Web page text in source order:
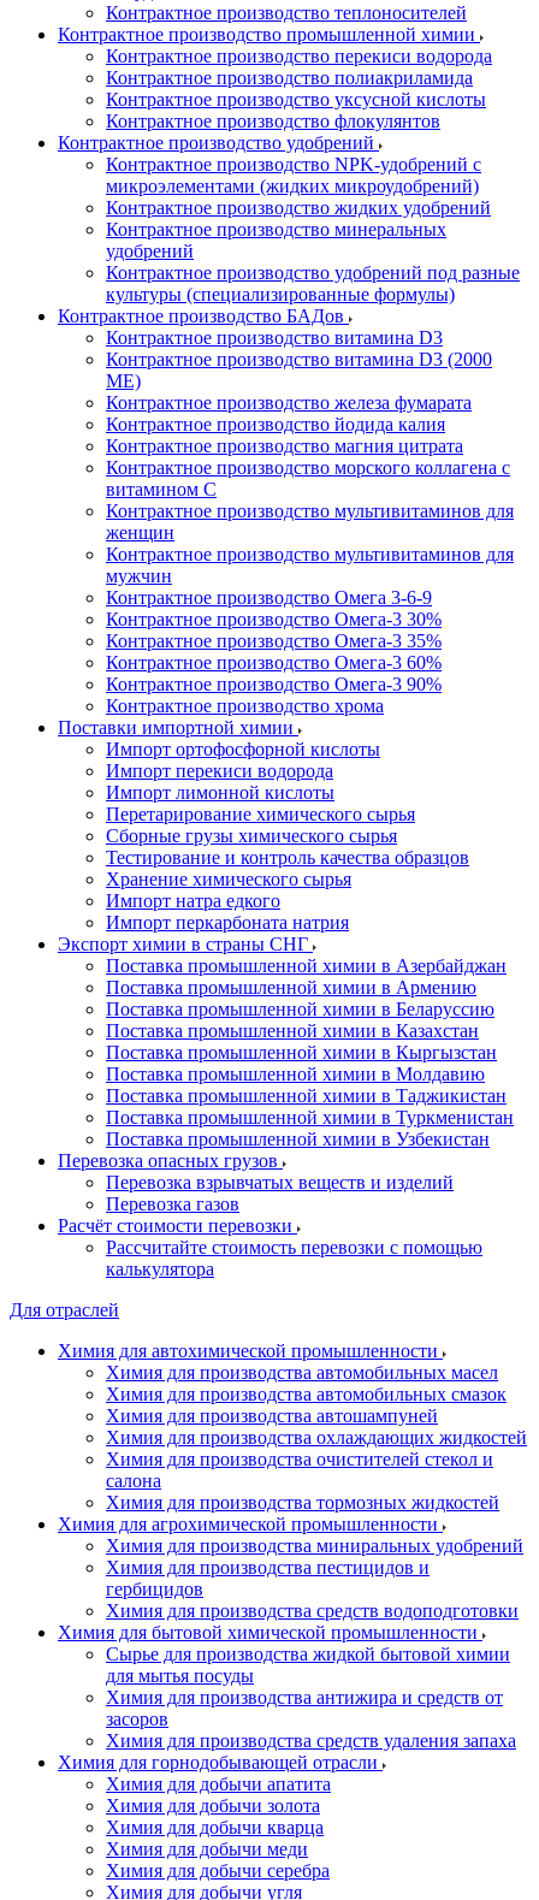
Контрактное производство теплоносителей
Контрактное производство промышленной химии
Контрактное производство перекиси водорода
Контрактное производство полиакриламида
Контрактное производство уксусной кислоты
Контрактное производство флокулянтов
Контрактное производство удобрений
Контрактное производство NPK-удобрений с
микроэлементами (жидких микроудобрений)
Контрактное производство жидких удобрений
Контрактное производство минеральных
удобрений
Контрактное производство удобрений под разные
культуры (специализированные формулы)
Контрактное производство БАДов
Контрактное производство витамина D3
Контрактное производство витамина D3 (2000
МЕ)
Контрактное производство железа фумарата
Контрактное производство йодида калия
Контрактное производство магния цитрата
Контрактное производство морского коллагена с
витамином С
Контрактное производство мультивитаминов для
женщин
Контрактное производство мультивитаминов для
мужчин
Контрактное производство Омега 3-6-9
Контрактное производство Омега-3 30%
Контрактное производство Омега-3 35%
Контрактное производство Омега-3 60%
Контрактное производство Омега-3 90%
Контрактное производство хрома
Поставки импортной химии
Импорт ортофосфорной кислоты
Импорт перекиси водорода
Импорт лимонной кислоты
Перетарирование химического сырья
Сборные грузы химического сырья
Тестирование и контроль качества образцов
Хранение химического сырья
Импорт натра едкого
Импорт перкарбоната натрия
Экспорт химии в страны СНГ
Поставка промышленной химии в Азербайджан
Поставка промышленной химии в Армению
Поставка промышленной химии в Беларуссию
Поставка промышленной химии в Казахстан
Поставка промышленной химии в Кыргызстан
Поставка промышленной химии в Молдавию
Поставка промышленной химии в Таджикистан
Поставка промышленной химии в Туркменистан
Поставка промышленной химии в Узбекистан
Перевозка опасных грузов
Перевозка взрывчатых веществ и изделий
Перевозка газов
Расчёт стоимости перевозки
Рассчитайте стоимость перевозки с помощью
калькулятора
Для отраслей
Химия для автохимической промышленности
Химия для производства автомобильных масел
Химия для производства автомобильных смазок
Химия для производства автошампуней
Химия для производства охлаждающих жидкостей
Химия для производства очистителей стекол и
салона
Химия для производства тормозных жидкостей
Химия для агрохимической промышленности
Химия для производства миниральных удобрений
Химия для производства пестицидов и
гербицидов
Химия для производства средств водоподготовки
Химия для бытовой химической промышленности
Сырье для производства жидкой бытовой химии
для мытья посуды
Химия для производства антижира и средств от
засоров
Химия для производства средств удаления запаха
Химия для горнодобывающей отрасли
Химия для добычи апатита
Химия для добычи золота
Химия для добычи кварца
Химия для добычи меди
Химия для добычи серебра
Химия для добычи угля